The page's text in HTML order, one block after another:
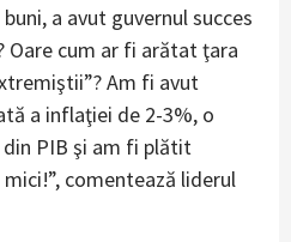
a avut guvernul succes
Oare cum ar fi arătat ţara
Am fi avut
a inflaţiei de 2-3%, o
PIB şi am fi plătit
comentează liderul